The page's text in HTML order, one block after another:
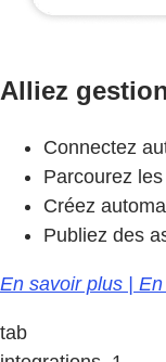
Alliez
Connectez
Parcourez
Créez
Publiez des
En savoir plus |
tab